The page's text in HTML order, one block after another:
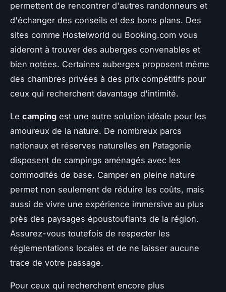
permettent de rencontrer d'autres randonneurs et
d'échanger des conseils et des bons plans. Des
sites comme Hostelworld ou Booking.com vous
aideront à trouver des auberges convenables et
bien notées. Certaines auberges proposent même
des chambres privées à des prix compétitifs pour
ceux qui recherchent davantage d'intimité.
Le camping est une autre solution idéale pour les
amoureux de la nature. De nombreux parcs
nationaux et réserves naturelles en Patagonie
disposent de campings aménagés avec les
commodités de base. Camper en pleine nature
permet non seulement de réduire les coûts, mais
aussi de vivre une expérience immersive au plus
près des paysages époustouflants de la région.
Assurez-vous toutefois de respecter les
réglementations locales et de ne laisser aucune
trace de votre passage.
Pour ceux qui recherchent encore plus